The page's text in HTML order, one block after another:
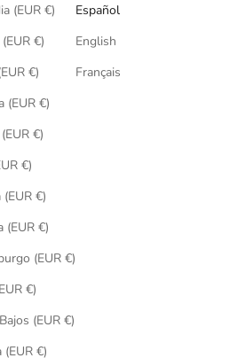
Finlandia (EUR €)
Francia (EUR €)
Grecia (EUR €)
Hungría (EUR €)
Irlanda (EUR €)
Italia (EUR €)
Letonia (EUR €)
Lituania (EUR €)
Luxemburgo (EUR €)
Malta (EUR €)
Países Bajos (EUR €)
Polonia (EUR €)
Español
English
Français